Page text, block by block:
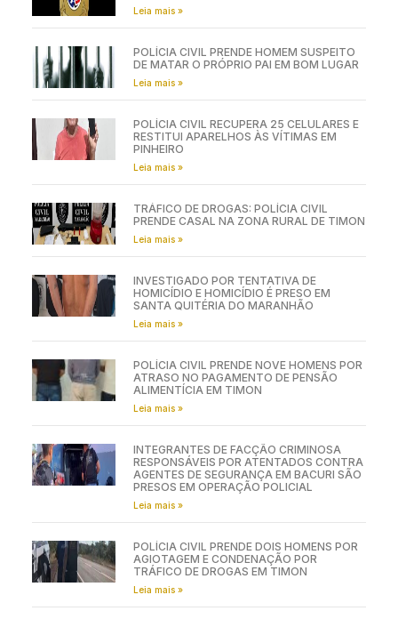
Leia mais »
POLÍCIA CIVIL PRENDE HOMEM SUSPEITO
DE MATAR O PRÓPRIO PAI EM BOM LUGAR
Leia mais »
POLÍCIA CIVIL RECUPERA 25 CELULARES E
RESTITUI APARELHOS ÀS VÍTIMAS EM
PINHEIRO
Leia mais »
TRÁFICO DE DROGAS: POLÍCIA CIVIL
PRENDE CASAL NA ZONA RURAL DE TIMON
Leia mais »
INVESTIGADO POR TENTATIVA DE
HOMICÍDIO E HOMICÍDIO É PRESO EM
SANTA QUITÉRIA DO MARANHÃO
Leia mais »
POLÍCIA CIVIL PRENDE NOVE HOMENS POR
ATRASO NO PAGAMENTO DE PENSÃO
ALIMENTÍCIA EM TIMON
Leia mais »
INTEGRANTES DE FACÇÃO CRIMINOSA
RESPONSÁVEIS POR ATENTADOS CONTRA
AGENTES DE SEGURANÇA EM BACURI SÃO
PRESOS EM OPERAÇÃO POLICIAL
Leia mais »
POLÍCIA CIVIL PRENDE DOIS HOMENS POR
AGIOTAGEM E CONDENAÇÃO POR
TRÁFICO DE DROGAS EM TIMON
Leia mais »